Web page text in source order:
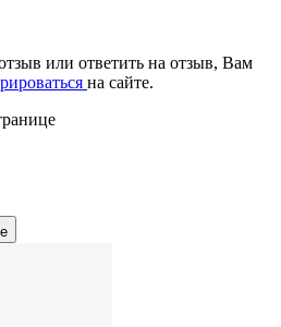
или ответить на отзыв, Вам
на сайте.